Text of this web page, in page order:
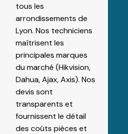
tous les
arrondissements de
Lyon. Nos techniciens
maîtrisent les
principales marques
du marché (Hikvision,
Dahua, Ajax, Axis). Nos
devis sont
transparents et
fournissent le détail
des coûts pièces et